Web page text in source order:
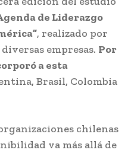
de Liderazgo
, realizado por
empresas. Por
a esta
Brasil, Colombia
chilenas
va más allá de